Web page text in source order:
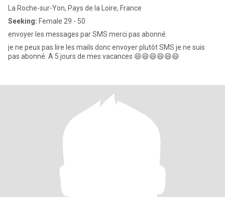
La Roche-sur-Yon, Pays de la Loire, France
Seeking: Female 29 - 50
envoyer les messages par SMS merci pas abonné.
je ne peux pas lire les mails donc envoyer plutôt SMS je ne suis
pas abonné. A 5 jours de mes vacances 😄😄😄😄😄😄